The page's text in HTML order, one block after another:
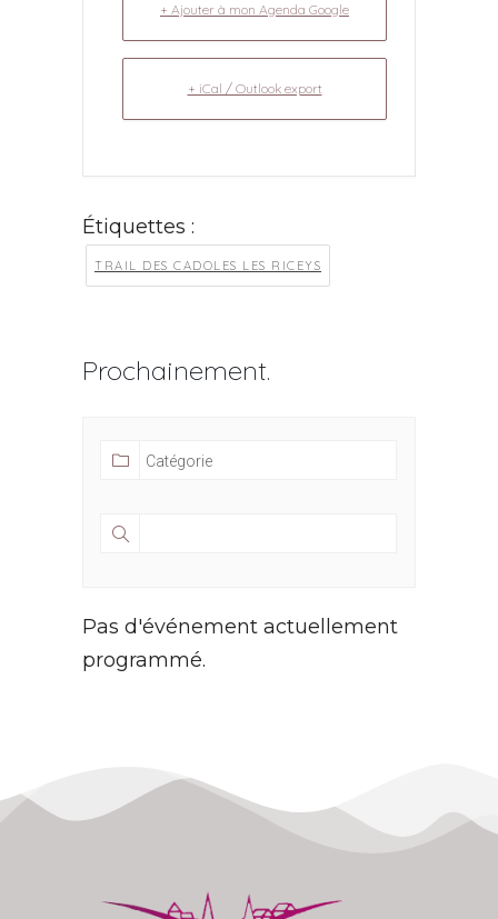
+ Ajouter à mon Agenda Google
+ iCal / Outlook export
Étiquettes :
TRAIL DES CADOLES LES RICEYS
Prochainement.
Pas d'événement actuellement
programmé.